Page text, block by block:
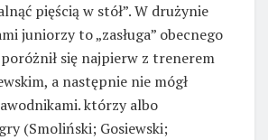
pięścią w stół”. W drużynie
juniorzy to „zasługa” obecnego
się najpierw z trenerem
a następnie nie mógł
którzy albo
(Smoliński; Gosiewski;